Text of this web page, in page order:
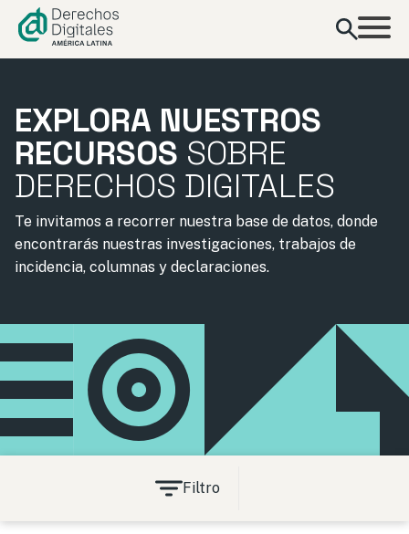
contenido
EXPLORA NUESTROS
RECURSOS SOBRE
DERECHOS DIGITALES
Te invitamos a recorrer nuestra base de datos, donde
encontrarás nuestras investigaciones, trabajos de
incidencia, columnas y declaraciones.
Filtro